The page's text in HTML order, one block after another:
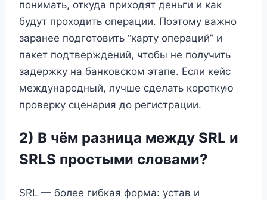
понимать, откуда приходят деньги и как
будут проходить операции. Поэтому важно
заранее подготовить “карту операций” и
пакет подтверждений, чтобы не получить
задержку на банковском этапе. Если кейс
международный, лучше сделать короткую
проверку сценария до регистрации.
2) В чём разница между SRL и
SRLS простыми словами?
SRL — более гибкая форма: устав и